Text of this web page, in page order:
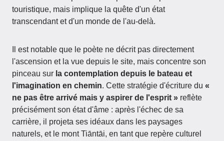
touristique, mais implique la quête d'un état
transcendant et d'un monde de l'au-delà.
Il est notable que le poète ne décrit pas directement
l'ascension et la vue depuis le site, mais concentre son
pinceau sur la contemplation depuis le bateau et
l'imagination en chemin. Cette stratégie d'écriture du «
ne pas être arrivé mais y aspirer de l'esprit » reflète
précisément son état d'âme : après l'échec de sa
carrière, il projeta ses idéaux dans les paysages
naturels, et le mont Tiāntāi, en tant que repère culturel